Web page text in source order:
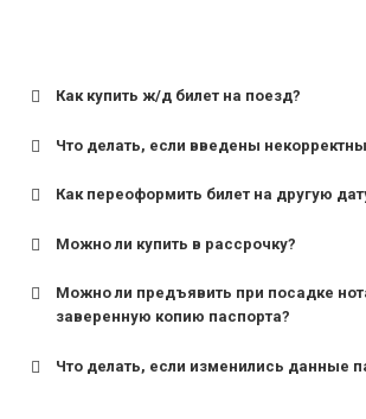
Как купить ж/д билет на поезд?
Что делать, если введены
Как переоформить билет на другую
Можно ли купить в рассрочку?
Можно ли предъявить при посадке
заверенную копию паспорта?
Что делать, если изменились данные